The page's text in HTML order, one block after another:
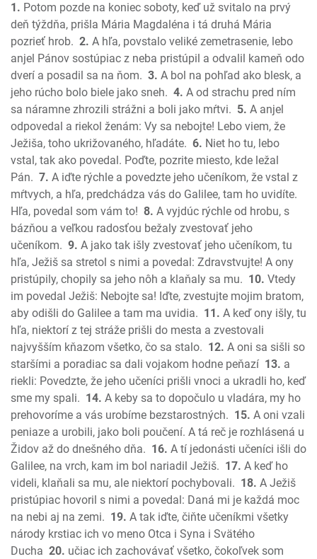
2 Kniha kráľov
1 Kroník; Paralipomenon
2 Kroník; Paralipomenon
Ezdráš
Nehemiáš
Ester
Jób
Žalmy
Príslovia
Kazateľ
Pieseň piesní
Izaiáš
Jeremiáš
Plač Jeremiášov
Ezechiel
Daniel
Ozeáš
Joel
Amos
Obadiáš
Jonáš
Micheáš
Nahum
Abakuk
Sofoniáš
Aggeus
Zachariáš
Malachiáš
Nový zákon
1. Potom pozde na koniec soboty, keď už svitalo na prvý
deň týždňa, prišla Mária Magdaléna i tá druhá Mária
pozrieť hrob. 2. A hľa, povstalo veliké zemetrasenie, lebo
anjel Pánov sostúpiac z neba pristúpil a odvalil kameň odo
dverí a posadil sa na ňom. 3. A bol na pohľad ako blesk, a
jeho rúcho bolo biele jako sneh. 4. A od strachu pred ním
sa náramne zhrozili strážni a boli jako mŕtvi. 5. A anjel
odpovedal a riekol ženám: Vy sa nebojte! Lebo viem, že
Ježiša, toho ukrižovaného, hľadáte. 6. Niet ho tu, lebo
vstal, tak ako povedal. Poďte, pozrite miesto, kde ležal
Pán. 7. A iďte rýchle a povedzte jeho učeníkom, že vstal z
mŕtvych, a hľa, predchádza vás do Galilee, tam ho uvidíte.
Hľa, povedal som vám to! 8. A vyjdúc rýchle od hrobu, s
bázňou a veľkou radosťou bežaly zvestovať jeho
učeníkom. 9. A jako tak išly zvestovať jeho učeníkom, tu
hľa, Ježiš sa stretol s nimi a povedal: Zdravstvujte! A ony
pristúpily, chopily sa jeho nôh a klaňaly sa mu. 10. Vtedy
im povedal Ježiš: Nebojte sa! Iďte, zvestujte mojim bratom,
aby odišli do Galilee a tam ma uvidia. 11. A keď ony išly, tu
hľa, niektorí z tej stráže prišli do mesta a zvestovali
najvyšším kňazom všetko, čo sa stalo. 12. A oni sa sišli so
staršími a poradiac sa dali vojakom hodne peňazí 13. a
riekli: Povedzte, že jeho učeníci prišli vnoci a ukradli ho, keď
sme my spali. 14. A keby sa to dopočulo u vladára, my ho
prehovoríme a vás urobíme bezstarostných. 15. A oni vzali
peniaze a urobili, jako boli poučení. A tá reč je rozhlásená u
Židov až do dnešného dňa. 16. A tí jedonásti učeníci išli do
Galilee, na vrch, kam im bol nariadil Ježiš. 17. A keď ho
videli, klaňali sa mu, ale niektorí pochybovali. 18. A Ježiš
pristúpiac hovoril s nimi a povedal: Daná mi je každá moc
na nebi aj na zemi. 19. A tak iďte, čiňte učeníkmi všetky
národy krstiac ich vo meno Otca i Syna i Svätého
Ducha 20. učiac ich zachovávať všetko, čokoľvek som